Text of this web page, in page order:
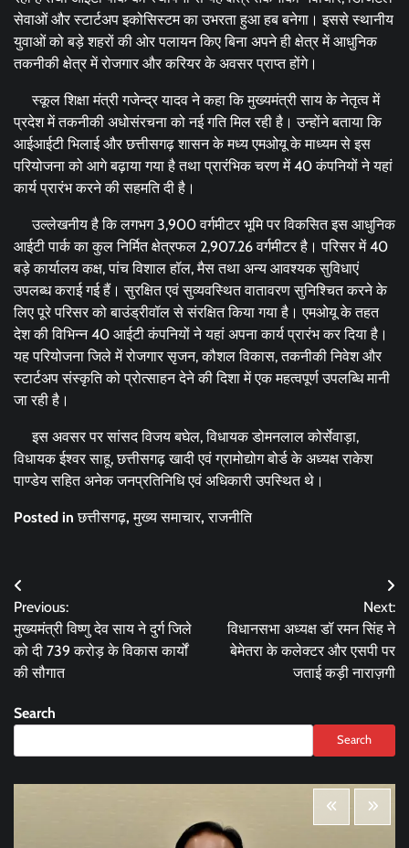
सेवाओं और स्टार्टअप इकोसिस्टम का उभरता हुआ हब बनेगा। इससे स्थानीय
युवाओं को बड़े शहरों की ओर पलायन किए बिना अपने ही क्षेत्र में आधुनिक
तकनीकी क्षेत्र में रोजगार और करियर के अवसर प्राप्त होंगे।
स्कूल शिक्षा मंत्री गजेन्द्र यादव ने कहा कि मुख्यमंत्री साय के नेतृत्व में
प्रदेश में तकनीकी अधोसंरचना को नई गति मिल रही है। उन्होंने बताया कि
आईआईटी भिलाई और छत्तीसगढ़ शासन के मध्य एमओयू के माध्यम से इस
परियोजना को आगे बढ़ाया गया है तथा प्रारंभिक चरण में 40 कंपनियों ने यहां
कार्य प्रारंभ करने की सहमति दी है।
उल्लेखनीय है कि लगभग 3,900 वर्गमीटर भूमि पर विकसित इस आधुनिक
आईटी पार्क का कुल निर्मित क्षेत्रफल 2,907.26 वर्गमीटर है। परिसर में 40
बड़े कार्यालय कक्ष, पांच विशाल हॉल, मैस तथा अन्य आवश्यक सुविधाएं
उपलब्ध कराई गई हैं। सुरक्षित एवं सुव्यवस्थित वातावरण सुनिश्चित करने के
लिए पूरे परिसर को बाउंड्रीवॉल से संरक्षित किया गया है। एमओयू के तहत
देश की विभिन्न 40 आईटी कंपनियों ने यहां अपना कार्य प्रारंभ कर दिया है।
यह परियोजना जिले में रोजगार सृजन, कौशल विकास, तकनीकी निवेश और
स्टार्टअप संस्कृति को प्रोत्साहन देने की दिशा में एक महत्वपूर्ण उपलब्धि मानी
जा रही है।
इस अवसर पर सांसद विजय बघेल, विधायक डोमनलाल कोर्सेवाड़ा,
विधायक ईश्वर साहू, छत्तीसगढ़ खादी एवं ग्रामोद्योग बोर्ड के अध्यक्ष राकेश
पाण्डेय सहित अनेक जनप्रतिनिधि एवं अधिकारी उपस्थित थे।
Posted inछत्तीसगढ़,मुख्य समाचार,राजनीति
Post
navigation
Previous:
मुख्यमंत्री विष्णु देव साय ने दुर्ग जिले
को दी 739 करोड़ के विकास कार्यों
की सौगात
Next:
विधानसभा अध्यक्ष डॉ रमन सिंह ने
बेमेतरा के कलेक्टर और एसपी पर
जताई कड़ी नाराज़गी
Search
Search